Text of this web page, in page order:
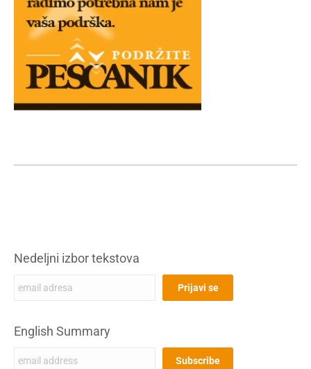
Nedeljni izbor tekstova
English Summary